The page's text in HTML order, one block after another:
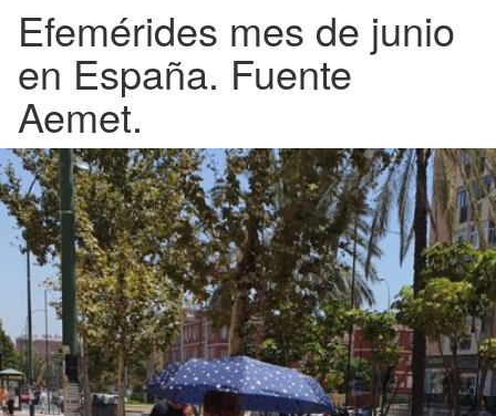
Efemérides mes de junio
en España. Fuente
Aemet.